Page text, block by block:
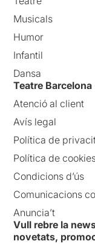
Musicals
Humor
Infantil
Dansa
Teatre
Atenció al client
Avís legal
Política de
Política de
Condicions d’ús
Comunicacions
Anuncia’t
Vull rebre la
novetats,